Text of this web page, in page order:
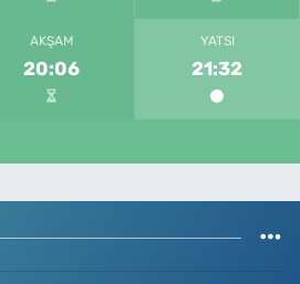
AKŞAM
20:06
YATSI
21:32